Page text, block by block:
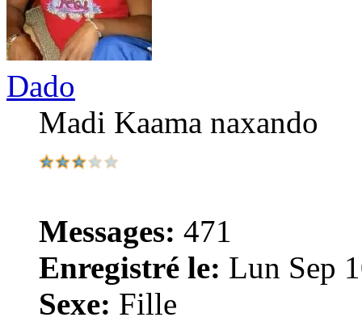
Dado
Madi Kaama naxando
Messages: 471
Enregistré le: Lun Sep
Sexe: Fille